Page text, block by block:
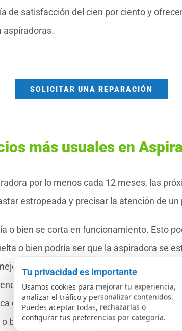
de satisfacción del cien por ciento y
aspiradoras.
SOLICITAR UNA REPARACIÓN
más usuales en
por lo menos cada 12 meses, las
estropeada y precisar la atención de un
o bien se corta en funcionamiento. Esto
o bien podría ser que la aspiradora se
después del mantenimiento rutinario.
de lo normal o bien hace un ruido
de ruidos fuera de lo común, lo que
bien cojinetes gastados.
Tu privacidad es importante
Usamos cookies para mejorar tu experiencia,
analizar el tráfico y personalizar contenidos.
Puedes aceptar todas, rechazarlas o
configurar tus preferencias por categoría.